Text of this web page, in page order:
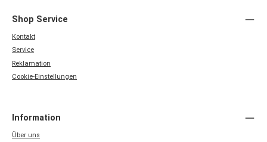
Shop Service
Kontakt
Service
Reklamation
Cookie-Einstellungen
Information
Über uns